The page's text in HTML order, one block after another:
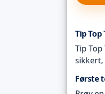
Tip Top
Tip
sikkert,
Første